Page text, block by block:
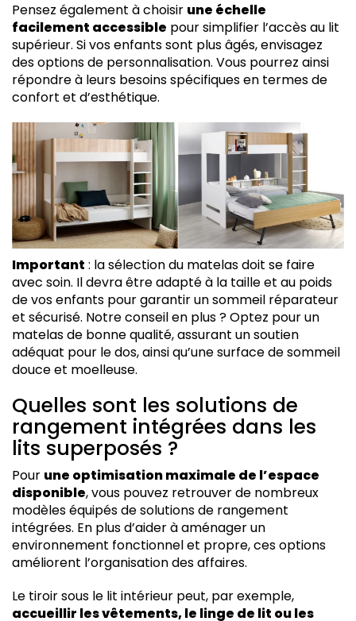
Pensez également à choisir une échelle
facilement accessible pour simplifier l’accès au lit
supérieur. Si vos enfants sont plus âgés, envisagez
des options de personnalisation. Vous pourrez ainsi
répondre à leurs besoins spécifiques en termes de
confort et d’esthétique.
Important : la sélection du matelas doit se faire
avec soin. Il devra être adapté à la taille et au poids
de vos enfants pour garantir un sommeil réparateur
et sécurisé. Notre conseil en plus ? Optez pour un
matelas de bonne qualité, assurant un soutien
adéquat pour le dos, ainsi qu’une surface de sommeil
douce et moelleuse.
Quelles sont les solutions de
rangement intégrées dans les
lits superposés ?
Pour une optimisation maximale de l’espace
disponible, vous pouvez retrouver de nombreux
modèles équipés de solutions de rangement
intégrées. En plus d’aider à aménager un
environnement fonctionnel et propre, ces options
améliorent l’organisation des affaires.
Le tiroir sous le lit intérieur peut, par exemple,
accueillir les vêtements, le linge de lit ou les